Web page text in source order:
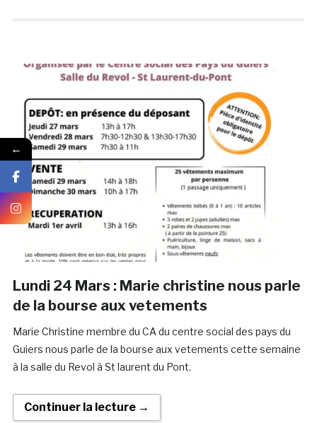
Lundi 24 Mars : Marie christine nous parle
de la bourse aux vetements
Marie Christine membre du CA du centre social des pays du
Guiers nous parle de la bourse aux vetements cette semaine
à la salle du Revol à St laurent du Pont.
Continuer la lecture →
←